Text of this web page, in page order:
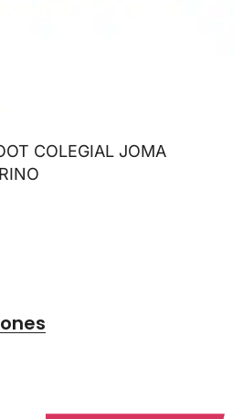
COLEGIAL JOMA